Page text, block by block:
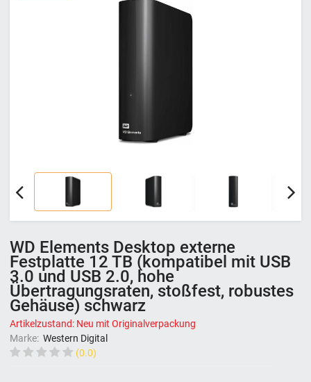
WD Elements Desktop externe
Festplatte 12 TB (kompatibel mit USB
3.0 und USB 2.0, hohe
Übertragungsraten, stoßfest, robustes
Gehäuse) schwarz
Artikelzustand: Neu mit Originalverpackung
Marke: Western Digital
(0.0)